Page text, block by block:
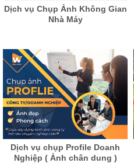
Dịch vụ Chụp Ảnh Không Gian
Nhà Máy
Dịch vụ chụp Profile Doanh
Nghiệp ( Ảnh chân dung )